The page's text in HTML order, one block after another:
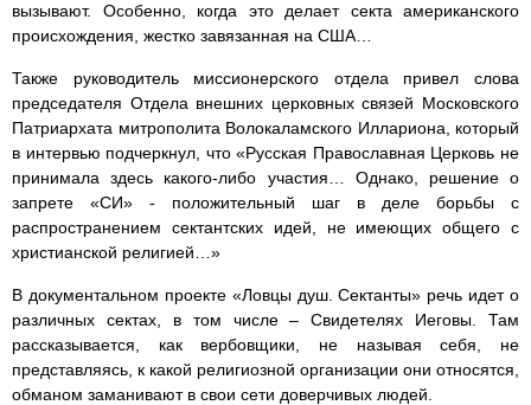
вызывают. Особенно, когда это делает секта американского
происхождения, жестко завязанная на США…
Также руководитель миссионерского отдела привел слова
председателя Отдела внешних церковных связей Московского
Патриархата митрополита Волокаламского Иллариона, который
в интервью подчеркнул, что «Русская Православная Церковь не
принимала здесь какого-либо участия… Однако, решение о
запрете «СИ» - положительный шаг в деле борьбы с
распространением сектантских идей, не имеющих общего с
христианской религией…»
В документальном проекте «Ловцы душ. Сектанты» речь идет о
различных сектах, в том числе – Свидетелях Иеговы. Там
рассказывается, как вербовщики, не называя себя, не
представляясь, к какой религиозной организации они относятся,
обманом заманивают в свои сети доверчивых людей.